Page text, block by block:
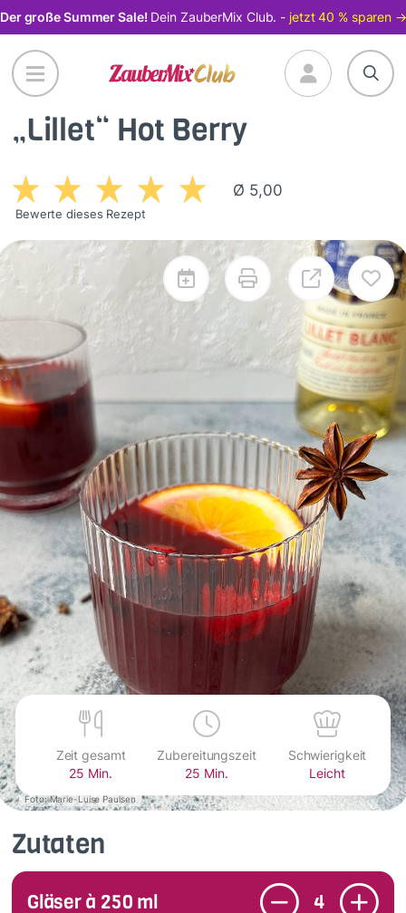
Direkt
zum
Inhalt
Der große Summer Sale! Dein ZauberMix Club. - jetzt 40 % sparen →
„Lillet“ Hot Berry
Ø 5,00
Bewerte dieses Rezept
Foto: Marie-Luise Paulsen
Zeit gesamt
25 Min.
Zubereitungszeit
25 Min.
Schwierigkeit
Leicht
Zutaten
Gläser à 250 ml 4